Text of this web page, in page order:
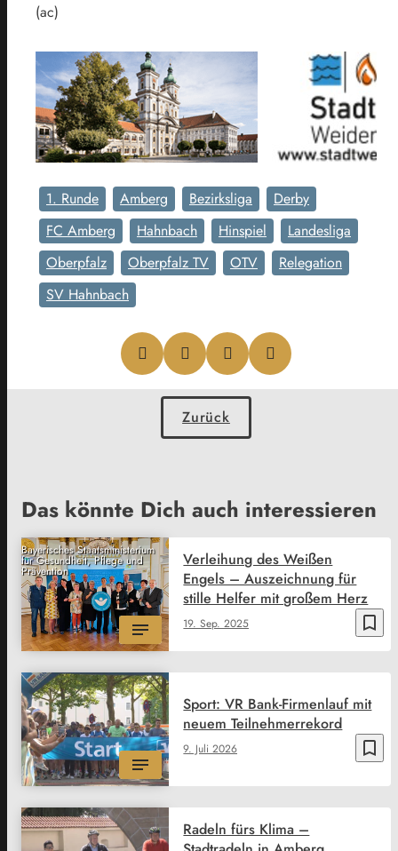
(ac)
1. Runde Amberg Bezirksliga
Derby
FC Amberg
Hahnbach Hinspiel
Landesliga
Oberpfalz
Oberpfalz TV OTV
Relegation
SV Hahnbach
Zurück
Das könnte Dich auch interessieren
Bayerisches Staatsministerium
für Gesundheit, Pflege und
Prävention
bookmark_border
19. Sep. 2025
Verleihung des Weißen
Engels – Auszeichnung für
stille Helfer mit großem Herz
bookmark_border
9. Juli 2026
Sport: VR Bank-Firmenlauf mit
neuem Teilnehmerrekord
Radeln fürs Klima –